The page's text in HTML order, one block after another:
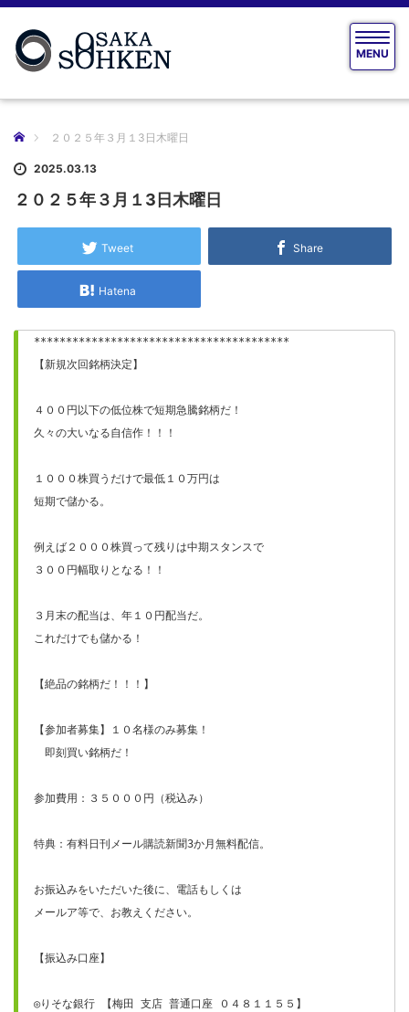
T
o
g
MENU
ホーム ２０２５年３月１3日木曜日
2025.03.13
２０２５年３月１3日木曜日
Tweet Share
Hatena
****************************************
【新規次回銘柄決定】
４００円以下の低位株で短期急騰銘柄だ！
久々の大いなる自信作！！！
１０００株買うだけで最低１０万円は
短期で儲かる。
例えば２０００株買って残りは中期スタンスで
３００円幅取りとなる！！
３月末の配当は、年１０円配当だ。
これだけでも儲かる！
【絶品の銘柄だ！！！】
【参加者募集】１０名様のみ募集！
即刻買い銘柄だ！
参加費用：３５０００円（税込み）
特典：有料日刊メール購読新聞3か月無料配信。
お振込みをいただいた後に、電話もしくは
メールア等で、お教えください。
【振込み口座】
◎りそな銀行 【梅田 支店 普通口座 ０４８１１５５】